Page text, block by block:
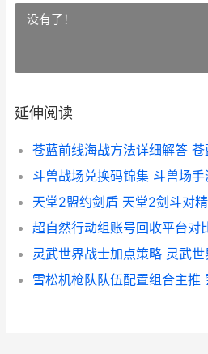
没有了！
延伸阅读
苍蓝前线海战方法详细解答
斗兽战场兑换码锦集 斗兽场手
天堂2盟约剑盾 天堂2剑斗对
灵武世界战士加点策略 灵武世
雪松机枪队队伍配置组合主推